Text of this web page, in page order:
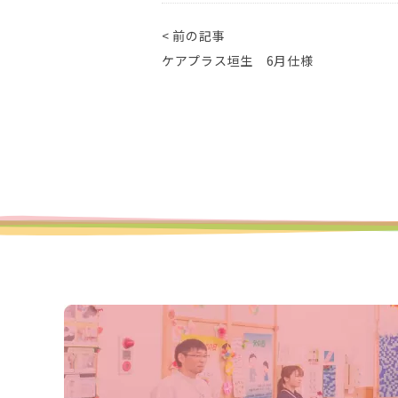
< 前の記事
ケアプラス垣生 6月仕様